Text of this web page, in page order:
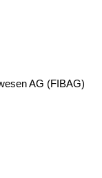
AG (FIBAG)